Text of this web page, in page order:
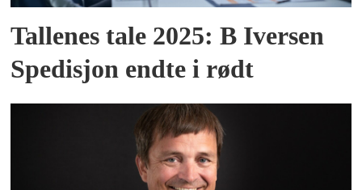
Tallenes tale 2025: B Iversen
Spedisjon endte i rødt